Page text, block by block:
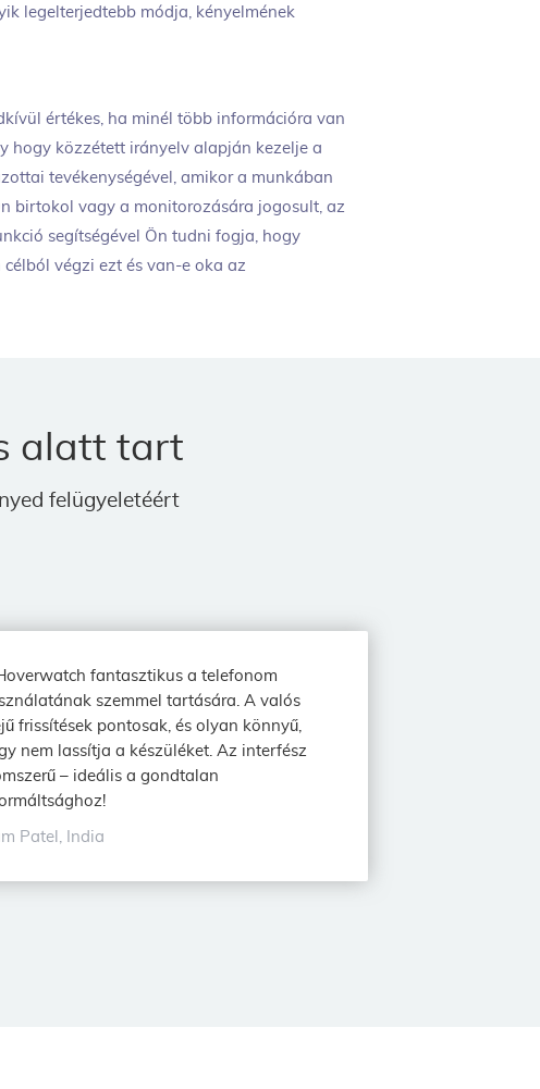
legelterjedtebb módja, kényelmének
értékes, ha minél több információra van
hogy közzétett irányelv alapján kezelje a
tevékenységével, amikor a munkában
birtokol vagy a monitorozására jogosult, az
segítségével Ön tudni fogja, hogy
végzi ezt és van-e oka az
alatt tart
felügyeletéért
fantasztikus a telefonom
szemmel tartására. A valós
frissítések pontosak, és olyan könnyű,
nem lassítja a készüléket. Az interfész
– ideális a gondtalan
Patel, India